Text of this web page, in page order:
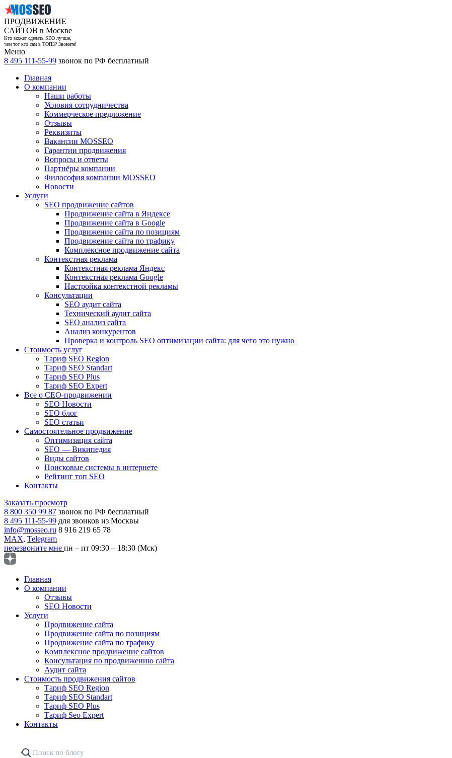
ПРОДВИЖЕНИЕ
САЙТОВ в Москве
Кто может сделать SEO лучше,
чем тот кто сам в ТОП3? Звоните!
Меню
8 495 111-55-99 звонок по РФ бесплатный
Главная
О компании
Наши работы
Условия сотрудничества
Коммерческое предложение
Отзывы
Реквизиты
Вакансии MOSSEO
Гарантии продвижения
Вопросы и ответы
Партнёры компании
Философия компании MOSSEO
Новости
Услуги
SEO продвижение сайтов
Продвижение сайта в Яндексе
Продвижение сайта в Google
Продвижение сайта по позициям
Продвижение сайта по трафику
Комплексное продвижение сайта
Контекстная реклама
Контекстная реклама Яндекс
Контекстная реклама Google
Настройка контекстной рекламы
Консультации
SEO аудит сайта
Технический аудит сайта
SEO анализ сайта
Анализ конкурентов
Проверка и контроль SEO оптимизации сайта: для чего это нужно
Стоимость услуг
Тариф SEO Region
Тариф SEO Standart
Тариф SEO Plus
Тариф SEO Expert
Все о СЕО-продвижении
SEO Новости
SEO блог
SEO статьи
Самостоятельное продвижение
Оптимизация сайта
SEO — Википедия
Виды сайтов
Поисковые системы в интернете
Рейтинг топ SEO
Контакты
Заказать просмотр
8 800 350 99 87 звонок по РФ бесплатный
8 495 111-55-99 для звонков из Москвы
info@mosseo.ru 8 916 219 65 78
MAX, Telegram
перезвоните мне пн – пт 09:30 – 18:30 (Мск)
Главная
О компании
Отзывы
SEO Новости
Услуги
Продвижение сайта
Продвижение сайта по позициям
Продвижение сайта по трафику
Комплексное продвижение сайтов
Консультация по продвижению сайта
Аудит сайта
Стоимость продвижения сайтов
Тариф SEO Region
Тариф SEO Standart
Тариф SEO Plus
Тариф Seo Expert
Контакты